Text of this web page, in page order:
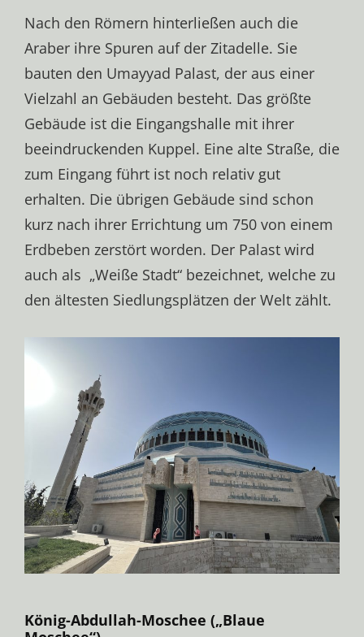
Nach den Römern hinterließen auch die
Araber ihre Spuren auf der Zitadelle. Sie
bauten den Umayyad Palast, der aus einer
Vielzahl an Gebäuden besteht. Das größte
Gebäude ist die Eingangshalle mit ihrer
beeindruckenden Kuppel. Eine alte Straße, die
zum Eingang führt ist noch relativ gut
erhalten. Die übrigen Gebäude sind schon
kurz nach ihrer Errichtung um 750 von einem
Erdbeben zerstört worden. Der Palast wird
auch als „Wei­ße Stadt“ bezeichnet, wel­che zu
den äl­tes­ten Sied­lungs­plät­zen der Welt zählt.
König-Abdullah-Moschee („Blaue